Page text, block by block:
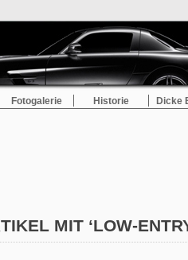
Fotogalerie Historie Dicke
MIT ‘LOW-